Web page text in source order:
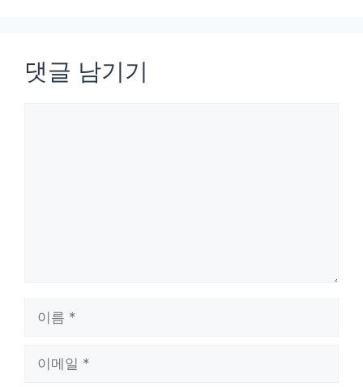
댓글 남기기